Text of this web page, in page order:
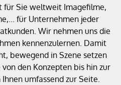
für Sie weltweit Imagefilme,
für Unternehmen jeder
Wir nehmen uns die
kennenzulernen. Damit
bewegend in Szene setzen
den Konzepten bis hin zur
umfassend zur Seite.